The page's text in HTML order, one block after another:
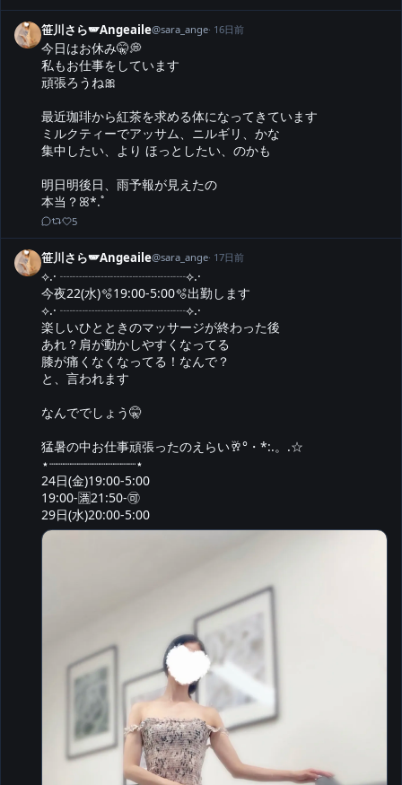
笹川さら🪽Angeaile@sara_ange· 16日前
今日はお休み🤫💭
私もお仕事をしています
頑張ろうね🎀
最近珈琲から紅茶を求める体になってきています
ミルクティーでアッサム、ニルギリ、かな
集中したい、より ほっとしたい、のかも
明日明後日、雨予報が見えたの
本当？ꕤ*.ﾟ
5
笹川さら🪽Angeaile@sara_ange· 17日前
⟡.· ┈┈┈┈┈┈┈┈┈┈⟡.·
今夜22(水)🫧19:00-5:00🫧出勤します
⟡.· ┈┈┈┈┈┈┈┈┈┈⟡.·
楽しいひとときのマッサージが終わった後
あれ？肩が動かしやすくなってる
膝が痛くなくなってる！なんで？
と、言われます
なんででしょう🤫
猛暑の中お仕事頑張ったのえらい🥂°・*:.。.☆
⋆┈┈┈┈┈┈┈┈┈┈┈┈⋆
24日(金)19:00-5:00
19:00-🈵21:50-🉑
29日(水)20:00-5:00